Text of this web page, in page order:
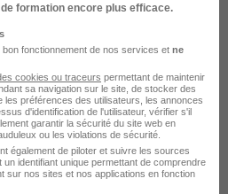
Orpi H/F
Temps partiel
depuis le 09/07/26
-
Orpi H/F
formation encore plus efficace.
fonctionnement de nos services et ne
cookies ou traceurs permettant de maintenir
sa navigation sur le site, de stocker des
les préférences des utilisateurs, les annonces
d'identification de l'utilisateur, vérifier s'il
garantir la sécurité du site web en
ou les violations de sécurité.
également de piloter et suivre les sources
identifiant unique permettant de comprendre
sur nos sites et nos applications en fonction